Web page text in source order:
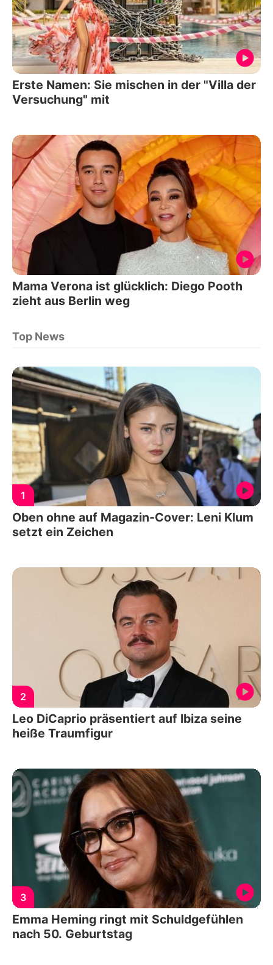
Erste Namen: Sie mischen in der "Villa der
Versuchung" mit
Mama Verona ist glücklich: Diego Pooth
zieht aus Berlin weg
Top News
1
Oben ohne auf Magazin-Cover: Leni Klum
setzt ein Zeichen
2
Leo DiCaprio präsentiert auf Ibiza seine
heiße Traumfigur
3
Emma Heming ringt mit Schuldgefühlen
nach 50. Geburtstag